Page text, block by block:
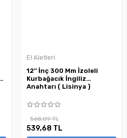
El Aletleri
12'' İnç 300 Mm İzoleli
Kurbağacık İngiliz
Anahtarı ( Lisinya )
568,09 TL
539,68 TL